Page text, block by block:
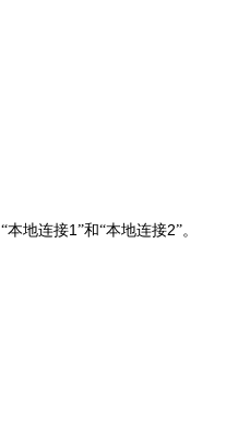
“本地连接1 ”和“本地连接2”。